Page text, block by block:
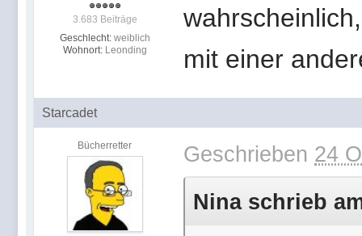
3.683 Beiträge
Geschlecht: weiblich
Wohnort: Leonding
mit einer
Starcadet
Bücherretter Geschrieben 24
Nina schrieb